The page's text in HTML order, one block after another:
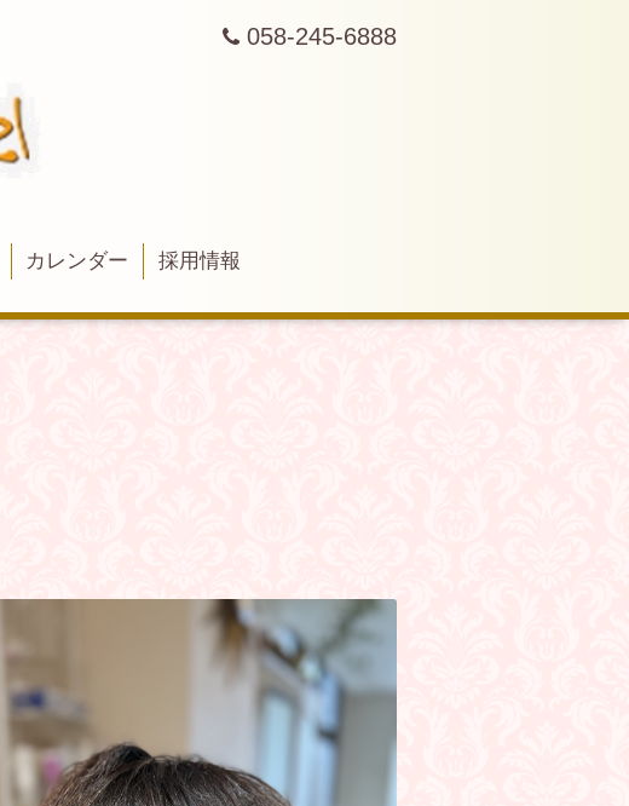
058-245-6888
カレンダー 採用情報